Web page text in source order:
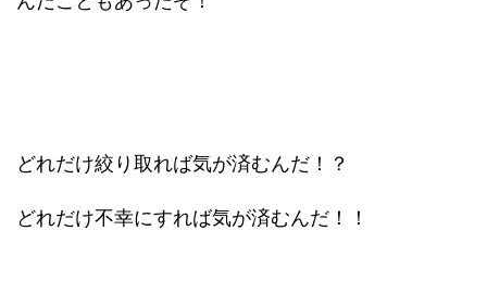
どれだけ絞り取れば気が済むんだ！？
どれだけ不幸にすれば気が済むんだ！！